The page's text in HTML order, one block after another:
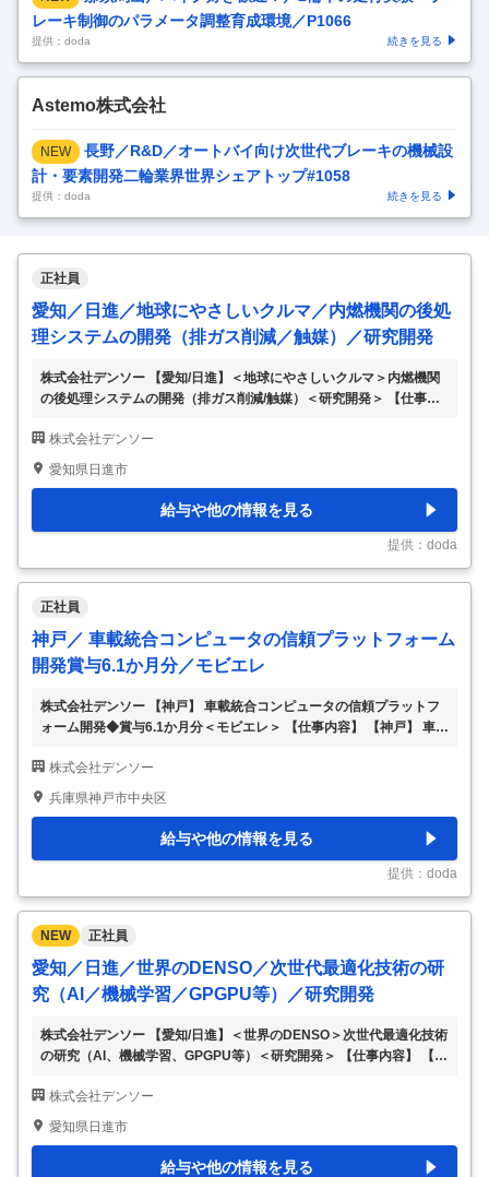
レーキ制御のパラメータ調整育成環境／P1066
提供：doda 続きを見る
Astemo株式会社
NEW
長野／R&D／オートバイ向け次世代ブレーキの機械設
計・要素開発二輪業界世界シェアトップ#1058
提供：doda 続きを見る
正社員
愛知／日進／地球にやさしいクルマ／内燃機関の後処
理システムの開発（排ガス削減／触媒）／研究開発
株式会社デンソー 【愛知/日進】＜地球にやさしいクルマ＞内燃機関
の後処理システムの開発（排ガス削減/触媒）＜研究開発＞ 【仕事内
テムの開発（排ガス削減/触媒）＜研究開発＞ 【具体的な仕事内容】
内燃機関の排気浄化システムにおける現象解析および改善手段の提案
排ガス挙動の解析（エンジンベンチやモデルガスを用いた解析） ＜
例＞ ・触媒における排気ガスの反応解析 ・排気センサに関わる現象
解析 ◇排気系コンポーネントの信頼性解析 ＜例＞ ・触媒被毒現象の
解析 ・デポジット生成…
株式会社デンソー
愛知県日進市
給与や他の情報を見る
提供：doda
正社員
神戸／ 車載統合コンピュータの信頼プラットフォーム
開発賞与6.1か月分／モビエレ
株式会社デンソー 【神戸】 車載統合コンピュータの信頼プラットフ
ォーム開発◆賞与6.1か月分＜モビエレ＞ 【仕事内容】 【神戸】 車載
ビエレ＞ 【具体的な仕事内容】 ※組込みソフトウェア開発の経験者
歓迎※ ■募集背景： 車載ソフトウェアの高度化・大規模化が進む中、
売後も継続的に機能が進化する時代に、アプリが増えても車両として
の安全性を維持し続けるため、ソフトウェア・プラットフォームの整
備と開発体制を一層強化します。 ■業務内容： ◆アプリケーションが
進化しても車両として…
株式会社デンソー
兵庫県神戸市中央区
給与や他の情報を見る
提供：doda
NEW 正社員
愛知／日進／世界のDENSO／次世代最適化技術の研
究（AI／機械学習／GPGPU等）／研究開発
株式会社デンソー 【愛知/日進】＜世界のDENSO＞次世代最適化技術
の研究（AI、機械学習、GPGPU等）＜研究開発＞ 【仕事内容】 【愛
習、GPGPU等）＜研究開発＞ 【具体的な仕事内容】 ■業務内容： ◇
次世代の技術を追求し、現場での具現化に向けた研究を行っていただ
に取り組んでいただけます。 1. 機械学習を用いた最適化計算の加速
株式会社デンソー
愛知県日進市
給与や他の情報を見る